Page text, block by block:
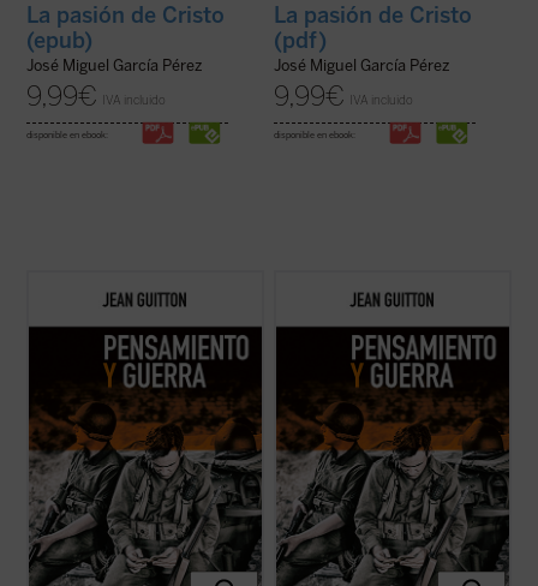
La pasión de Cristo
(epub)
José Miguel García Pérez
9,99€ IVA incluido
disponible en ebook:
La pasión de Cristo
(pdf)
José Miguel García Pérez
9,99€ IVA incluido
disponible en ebook:
A lo largo de estos textos, reeditados
recientemente con la colaboración de los
Francia, Guitton evidencia la estrecha
vinculación entre el pensamiento
estratégico y la filosofía, pues «detrás de
A lo largo de estos textos, reeditados
recientemente con la colaboración de los
Francia, Guitton evidencia la estrecha
vinculación entre el pensamiento
estratégico y la filosofía, pues «detrás de